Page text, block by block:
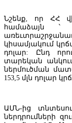
ը ներկայացնում է
Նշենք, որ ՀՀ
համաձայն ՝
կիսամյակում
դոլար: Ընդ
տարեկան
ներմուծման
153,5 մլն դոլար
ԱՄՆ-ից
ներդրումների